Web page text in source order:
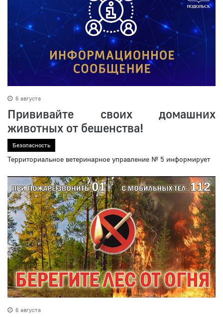
6 августа
Прививайте своих домашних
животных от бешенства!
Безопасность
Территориальное ветеринарное управление № 5 информирует
6 августа